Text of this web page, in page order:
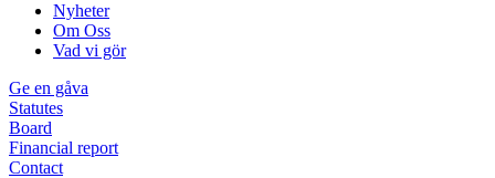
Nyheter
Om Oss
Vad vi gör
Ge en gåva
Statutes
Board
Financial report
Contact